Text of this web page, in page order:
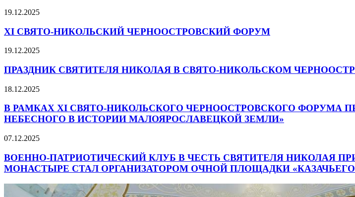
Новости
и
19.12.2025
XI СВЯТО-НИКОЛЬСКИЙ ЧЕРНООСТРОВСКИЙ ФОРУМ
19.12.2025
ПРАЗДНИК СВЯТИТЕЛЯ НИКОЛАЯ В СВЯТО-НИКОЛЬСКОМ
18.12.2025
В РАМКАХ XI СВЯТО-НИКОЛЬСКОГО ЧЕРНООСТРОВСКОГО ФОРУМА
НЕБЕСНОГО В ИСТОРИИ МАЛОЯРОСЛАВЕЦКОЙ ЗЕМЛИ»
07.12.2025
ВОЕННО-ПАТРИОТИЧЕСКИЙ КЛУБ В ЧЕСТЬ СВЯТИТЕЛЯ НИКОЛАЯ
МОНАСТЫРЕ СТАЛ ОРГАНИЗАТОРОМ ОЧНОЙ ПЛОЩАДКИ